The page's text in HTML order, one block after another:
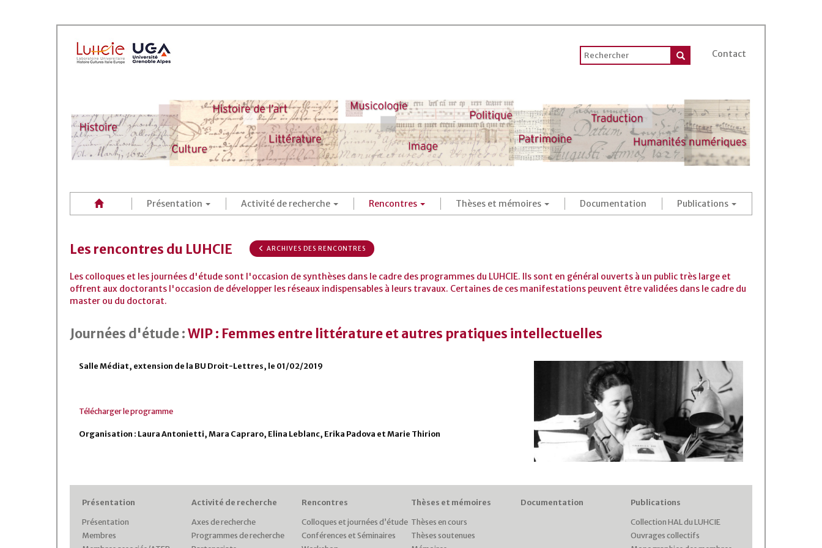
Contact
Présentation Activité de recherche Rencontres Thèses et mémoires Documentation Publications
Les rencontres du LUHCIE ARCHIVES DES RENCONTRES
Les colloques et les journées d'étude sont l'occasion de synthèses dans le cadre des programmes du LUHCIE. Ils sont en général ouverts à un public très large et
offrent aux doctorants l'occasion de développer les réseaux indispensables à leurs travaux. Certaines de ces manifestations peuvent être validées dans le cadre du
master ou du doctorat.
Journées d'étude :WIP : Femmes entre littérature et autres pratiques intellectuelles
Salle Médiat, extension de la BU Droit-Lettres, le 01/02/2019
Télécharger le programme
Organisation : Laura Antonietti, Mara Capraro, Elina Leblanc, Erika Padova et Marie Thirion
Présentation
Présentation
Membres
Activité de recherche
Axes de recherche
Programmes de recherche
Rencontres
Colloques et journées d’étude
Conférences et Séminaires
Thèses et mémoires
Thèses en cours
Thèses soutenues
Documentation Publications
Collection HAL du LUHCIE
Ouvrages collectifs